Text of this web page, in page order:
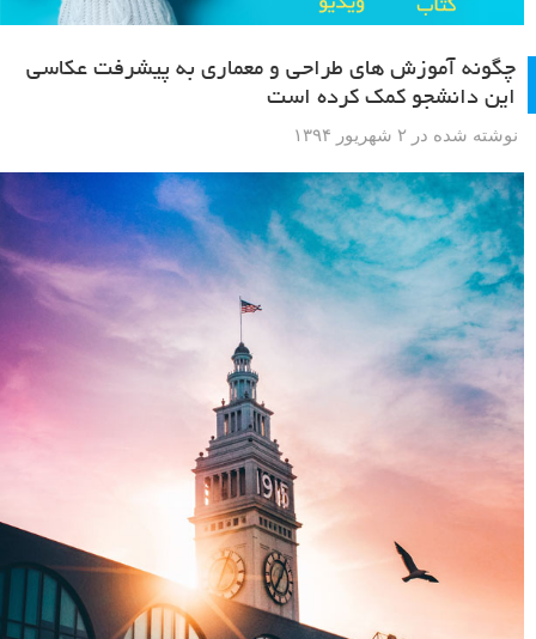
چگونه آموزش های طراحی و معماری به پیشرفت عکاسی
این دانشجو کمک کرده است
نوشته شده در ۲ شهریور ۱۳۹۴